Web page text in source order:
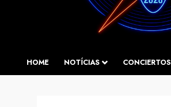
HOME NOTÍCIAS CONCIERTOS